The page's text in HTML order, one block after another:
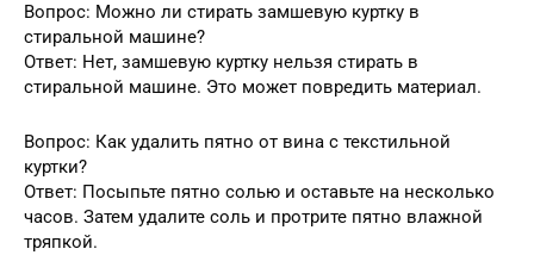
Вопрос: Можно ли стирать замшевую куртку в
стиральной машине?
Ответ: Нет, замшевую куртку нельзя стирать в
стиральной машине. Это может повредить материал.
Вопрос: Как удалить пятно от вина с текстильной
куртки?
Ответ: Посыпьте пятно солью и оставьте на несколько
часов. Затем удалите соль и протрите пятно влажной
тряпкой.